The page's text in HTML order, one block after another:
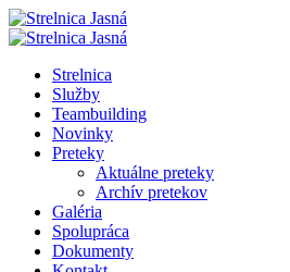
Strelnica
Služby
Teambuilding
Novinky
Preteky
Aktuálne preteky
Archív pretekov
Galéria
Spolupráca
Dokumenty